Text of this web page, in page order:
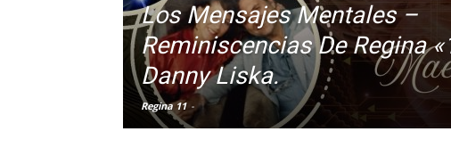
Los Mensajes Mentales –
Reminiscencias De Regina
Danny Liska.
Regina 11 -